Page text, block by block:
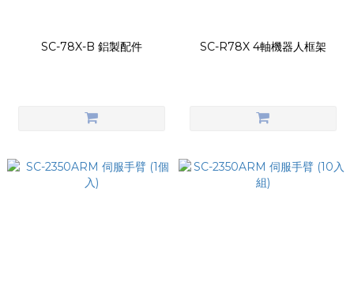
SC-78X-B 鋁製配件 SC-R78X 4軸機器人框架